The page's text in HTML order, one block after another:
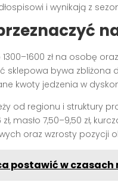
i wynikają z
zł na osobę
sklepowa bywa zbliżona
kwoty jedzenia w
od regionu i struktury
zł, masło 7,50–9,50 zł,
oraz wzrosty pozycji
postawić w